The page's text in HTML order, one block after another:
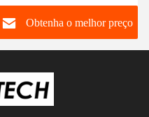
mastro de
telecomunicações móveis
- torre de telescópios -
rádio 6 m
Obtenha o melhor preço